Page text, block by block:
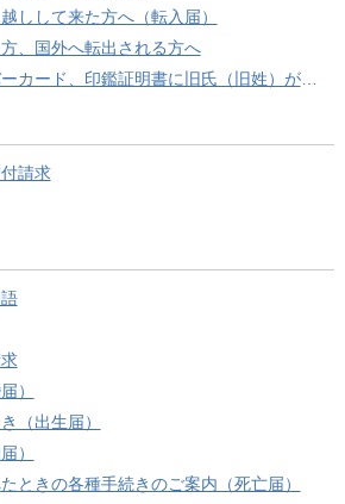
しして来た方へ（転入届）
、国外へ転出される方へ
鑑証明書に旧氏（旧姓）が併記できるようになりました！
請求
）
（出生届）
）
ときの各種手続きのご案内（死亡届）